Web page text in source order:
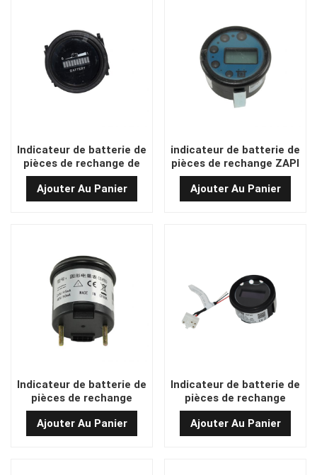
Indicateur de batterie de
pièces de rechange de
chariot moteur RL-BI002
Ajouter Au Panier
indicateur de batterie de
pièces de rechange ZAPI
CHIFF C59M2-40161
Ajouter Au Panier
Indicateur de batterie de
pièces de rechange
Noblelift Forklift
Amb200-720001-000
Ajouter Au Panier
Indicateur de batterie de
pièces de rechange
Noblelift Forklift
921100100012/9000000760
Ajouter Au Panier